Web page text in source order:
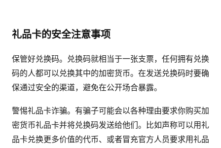
礼品卡的安全注意事项
保管好兑换码。兑换码就相当于一张支票，任何拥有兑换
码的人都可以兑换其中的加密货币。在发送兑换码时要确
保通过安全的渠道，避免在公开场合暴露。
警惕礼品卡诈骗。有骗子可能会以各种理由要求你购买加
密货币礼品卡并将兑换码发送给他们。比如声称可以用礼
品卡兑换更多价值的代币、或者冒充官方人员要求用礼品